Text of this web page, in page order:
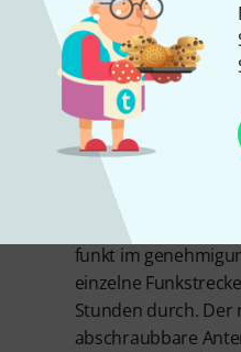
Die analoge
ermöglicht
funkt im
einzelne
Stunden durch. Der
abschraubbare